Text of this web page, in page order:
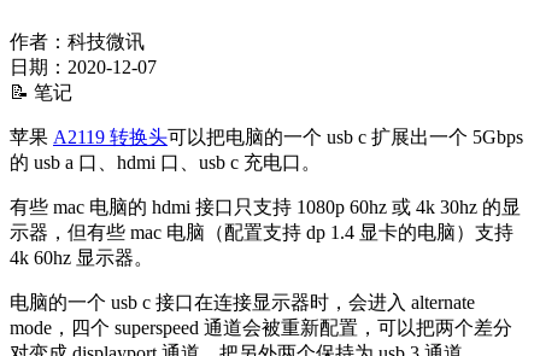
作者：科技微讯
日期： 2020-12-07
📝 笔记
苹果 A2119 转换头可以把电脑的一个 usb c 扩展出一个 5Gbps
的 usb a 口、hdmi 口、usb c 充电口。
有些 mac 电脑的 hdmi 接口只支持 1080p 60hz 或 4k 30hz 的显
示器，但有些 mac 电脑（配置支持 dp 1.4 显卡的电脑）支持
4k 60hz 显示器。
电脑的一个 usb c 接口在连接显示器时，会进入 alternate
mode，四个 superspeed 通道会被重新配置，可以把两个差分